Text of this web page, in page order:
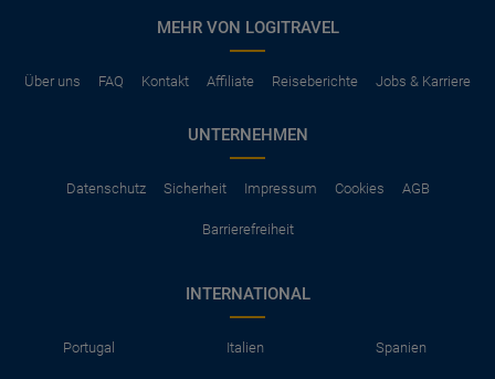
Parkhäuser, Maut, Steuern, Strafzettel
Kindersitze, GPS, Schneeketten
MEHR VON LOGITRAVEL
Über uns FAQ Kontakt Affiliate Reiseberichte Jobs & Karriere
UNTERNEHMEN
Datenschutz Sicherheit Impressum Cookies AGB
Barrierefreiheit
INTERNATIONAL
Portugal Italien Spanien